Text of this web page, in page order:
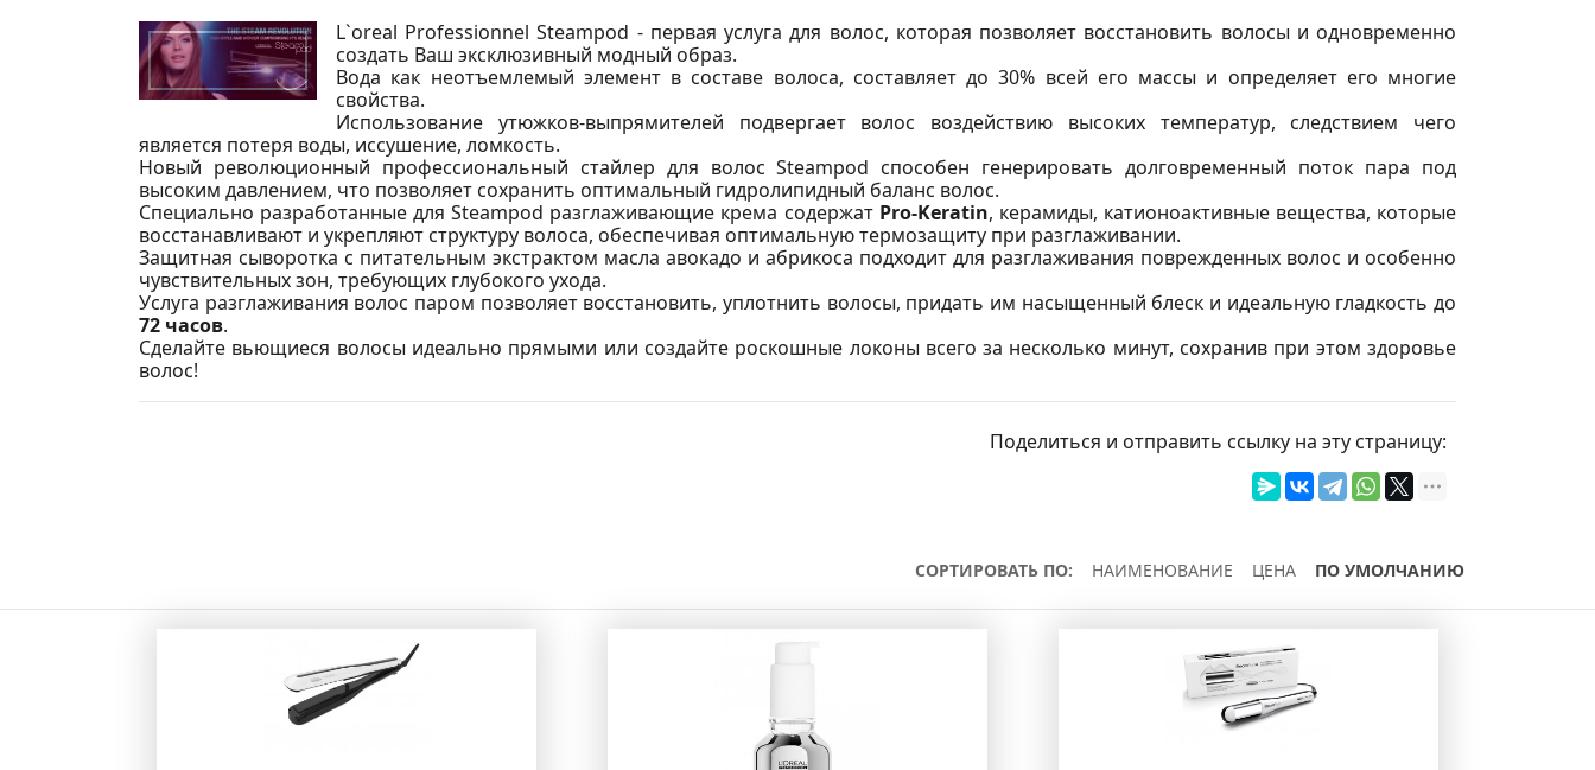
L`oreal Professionnel Steampod - первая услуга для волос, которая позволяет восстановить волосы и одновременно
создать Ваш эксклюзивный модный образ.
Вода как неотъемлемый элемент в составе волоса, составляет до 30% всей его массы и определяет его многие
свойства.
Использование утюжков-выпрямителей подвергает волос воздействию высоких температур, следствием чего
является потеря воды, иссушение, ломкость.
Новый революционный профессиональный стайлер для волос Steampod способен генерировать долговременный поток пара под
высоким давлением, что позволяет сохранить оптимальный гидролипидный баланс волос.
Специально разработанные для Steampod разглаживающие крема содержат Pro-Keratin, керамиды, катионоактивные вещества, которые
восстанавливают и укрепляют структуру волоса, обеспечивая оптимальную термозащиту при разглаживании.
Защитная сыворотка с питательным экстрактом масла авокадо и абрикоса подходит для разглаживания поврежденных волос и особенно
чувствительных зон, требующих глубокого ухода.
Услуга разглаживания волос паром позволяет восстановить, уплотнить волосы, придать им насыщенный блеск и идеальную гладкость до
72 часов.
Сделайте вьющиеся волосы идеально прямыми или создайте роскошные локоны всего за несколько минут, сохранив при этом здоровье
волос!
Поделиться и отправить ссылку на эту страницу:
СОРТИРОВАТЬ ПО: НАИМЕНОВАНИЕ ЦЕНА ПО УМОЛЧАНИЮ